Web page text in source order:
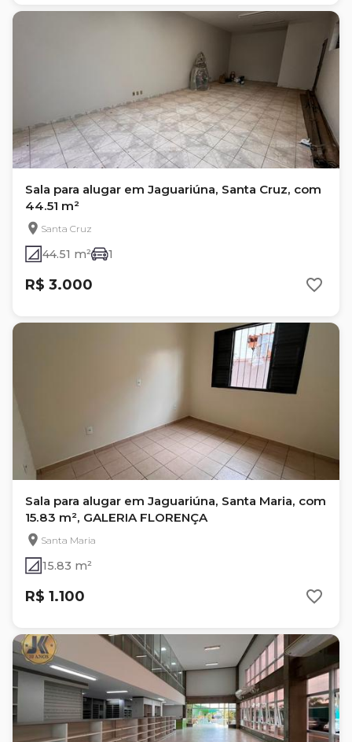
Sala para alugar em Jaguariúna, Santa Cruz, com
44.51 m²
Santa Cruz
44.51 m² 1
R$ 3.000
Sala para alugar em Jaguariúna, Santa Maria, com
15.83 m², GALERIA FLORENÇA
Santa Maria
15.83 m²
R$ 1.100